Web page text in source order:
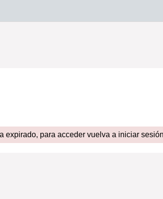
expirado, para acceder vuelva a iniciar